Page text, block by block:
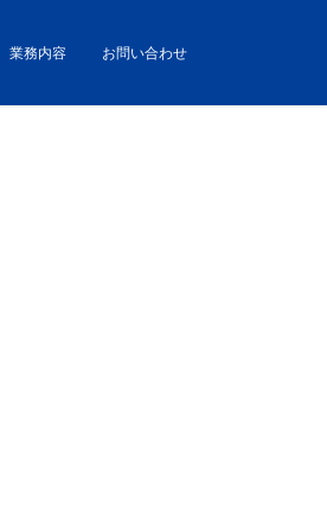
業務内容 お問い合わせ